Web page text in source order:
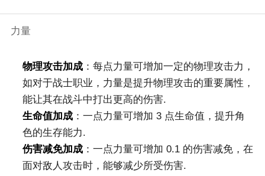
力量
物理攻击加成：每点力量可增加一定的物理攻击力，
如对于战士职业，力量是提升物理攻击的重要属性，
能让其在战斗中打出更高的伤害.
生命值加成：一点力量可增加 3 点生命值，提升角
色的生存能力.
伤害减免加成：一点力量可增加 0.1 的伤害减免，在
面对敌人攻击时，能够减少所受伤害.